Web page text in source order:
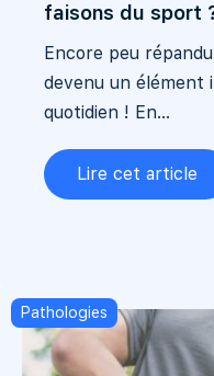
faisons du sport
Encore peu
devenu un élément
quotidien ! En...
Lire cet article
Pathologies